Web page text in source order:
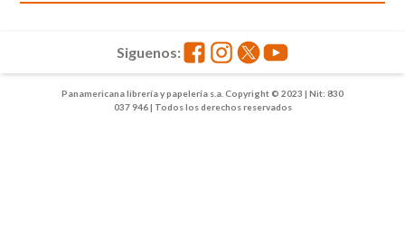
Panamericana librería y papelería s.a. Copyright © 2023 | Nit: 830
037 946 | Todos los derechos reservados
Siguenos: